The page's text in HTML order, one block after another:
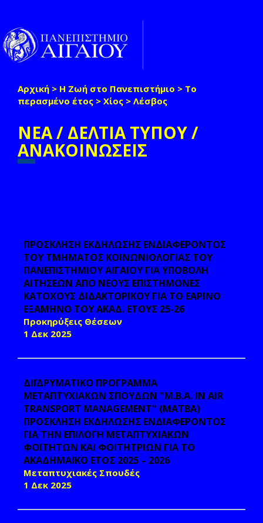
Παράκαμψη προς το κυρίως περιεχόμενο
Είστε εδώ
Αρχική > Η Ζωή στο Πανεπιστήμιο > Το
περασμένο έτος > Χίος > Λέσβος
ΝΕΑ / ΔΕΛΤΙΑ ΤΥΠΟΥ /
ΑΝΑΚΟΙΝΩΣΕΙΣ
ΠΡΟΣΚΛΗΣΗ ΕΚΔΗΛΩΣΗΣ ΕΝΔΙΑΦΕΡΟΝΤΟΣ
ΤΟΥ ΤΜΗΜΑΤΟΣ ΚΟΙΝΩΝΙΟΛΟΓΙΑΣ ΤΟΥ
ΠΑΝΕΠΙΣΤΗΜΙΟΥ ΑΙΓΑΙΟΥ ΓΙΑ ΥΠΟΒΟΛΗ
ΑΙΤΗΣΕΩΝ ΑΠΟ ΝΕΟΥΣ ΕΠΙΣΤΗΜΟΝΕΣ
ΚΑΤΟΧΟΥΣ ΔΙΔΑΚΤΟΡΙΚΟΥ ΓΙΑ ΤΟ ΕΑΡΙΝΟ
ΕΞΑΜΗΝΟ ΤΟΥ ΑΚΑΔ. ΕΤΟΥΣ 25-26
Προκηρύξεις Θέσεων
1 Δεκ 2025
ΔΙΪΔΡΥΜΑΤΙΚΟ ΠΡΟΓΡΑΜΜΑ
ΜΕΤΑΠΤΥΧΙΑΚΩΝ ΣΠΟΥΔΩΝ "M.B.A. IN AIR
TRANSPORT MANAGEMENT" (MATBA)
ΠΡΟΣΚΛΗΣΗ ΕΚΔΗΛΩΣΗΣ ΕΝΔΙΑΦΕΡΟΝΤΟΣ
ΓΙΑ ΤΗΝ ΕΠΙΛΟΓΗ ΜΕΤΑΠΤΥΧΙΑΚΩΝ
ΦΟΙΤΗΤΩΝ ΚΑΙ ΦΟΙΤΗΤΡΙΩΝ ΓΙΑ ΤΟ
ΑΚΑΔΗΜΑΪΚΟ ΕΤΟΣ 2025 – 2026
Μεταπτυχιακές Σπουδές
1 Δεκ 2025